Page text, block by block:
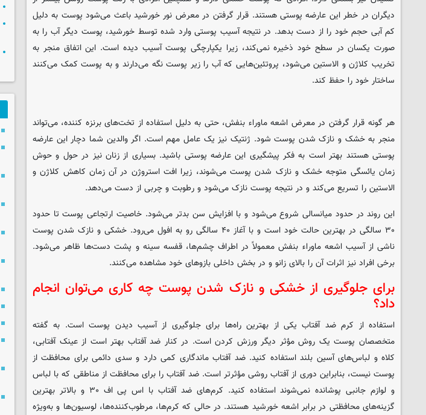
دیگران در خطر این عارضه پوستی هستند. قرار گرفتن در معرض نور خورشید باعث می‌شود پوست به دلیل
کم آبی حجم خود را از دست بدهد. در نتیجه آسیب پوستی وارد شده توسط خورشید، پوست دیگر آب را به
صورت یکسان در سطح خود ذخیره نمی‌کند، زیرا یکپارچگی پوست آسیب دیده است. این اتفاق منجر به
تخریب کلاژن و الاستین می‌شود، پروتئین‌هایی که آب را زیر پوست نگه می‌دارند و به پوست کمک می‌کنند
ساختار خود را حفظ کند.
هر گونه قرار گرفتن در معرض اشعه ماوراء بنفش، حتی به دلیل استفاده از تخت‌های برنزه کننده، می‌تواند
منجر به خشک و نازک شدن پوست شود. ژنتیک نیز یک عامل مهم است. اگر والدین شما دچار این عارضه
پوستی هستند بهتر است به فکر پیشگیری این عارضه پوستی باشید. بسیاری از زنان نیز در حول و حوش
زمان یائسگی متوجه خشک و نازک شدن پوست می‌شوند، زیرا افت استروژن در آن زمان کاهش کلاژن و
الاستین را تسریع می‌کند و در نتیجه پوست نازک می‌شود و رطوبت و چربی از دست می‌دهد.
این روند در حدود میانسالی شروع می‌شود و با افزایش سن بدتر می‌شود. خاصیت ارتجاعی پوست تا حدود
۳۰ سالگی در بهترین حالت خود است و با آغاز ۴۰ سالگی رو به افول می‌رود. خشکی و نازک شدن پوست
ناشی از آسیب اشعه ماوراء بنفش معمولاً در اطراف چشم‌ها، قفسه سینه و پشت دست‌ها ظاهر می‌شود.
برخی افراد نیز اثرات آن را بالای زانو و در بخش داخلی بازوهای خود مشاهده می‌کنند.
برای جلوگیری از خشکی و نازک شدن پوست چه کاری می‌توان انجام
داد؟
استفاده از کرم ضد آفتاب یکی از بهترین راه‌ها برای جلوگیری از آسیب دیدن پوست است. به گفته
متخصصان پوست یک روش مؤثر دیگر ورزش کردن است. در کنار ضد آفتاب بهتر است از عینک آفتابی،
کلاه و لباس‌های آسین بلند استفاده کنید. ضد آفتاب ماندگاری کمی دارد و سدی دائمی برای محافظت از
پوست نیست، بنابراین دوری از آفتاب روشی مؤثرتر است. ضد آفتاب را برای محافظت از مناطقی که با لباس
و لوازم جانبی پوشانده نمی‌شوند استفاده کنید. کرم‌های ضد آفتاب با اس پی اف ۳۰ و بالاتر بهترین
گزینه‌های محافظتی در برابر اشعه خورشید هستند. در حالی که کرم‌ها، مرطوب‌کننده‌ها، لوسیون‌ها و به‌ویژه